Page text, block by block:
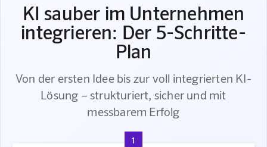
KI sauber im Unternehmen
integrieren: Der 5-Schritte-
Plan
Von der ersten Idee bis zur voll integrierten KI-
Lösung – strukturiert, sicher und mit
messbarem Erfolg
1